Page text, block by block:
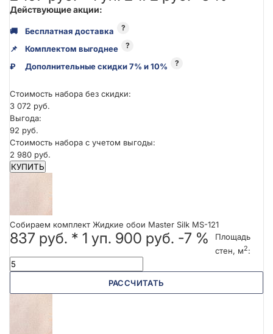
Действующие акции:
🚚 Бесплатная доставка ?
📌 Комплектом выгоднее ?
₽ Дополнительные скидки 7% и 10% ?
Стоимость набора без скидки:
3 072 руб.
Выгода:
92 руб.
Стоимость набора с учетом выгоды:
2 980 руб.
КУПИТЬ
Собираем комплект Жидкие обои Master Silk MS-121
837 руб. * 1 уп. 900 руб. -7 %
Площадь
стен, м2:
РАССЧИТАТЬ